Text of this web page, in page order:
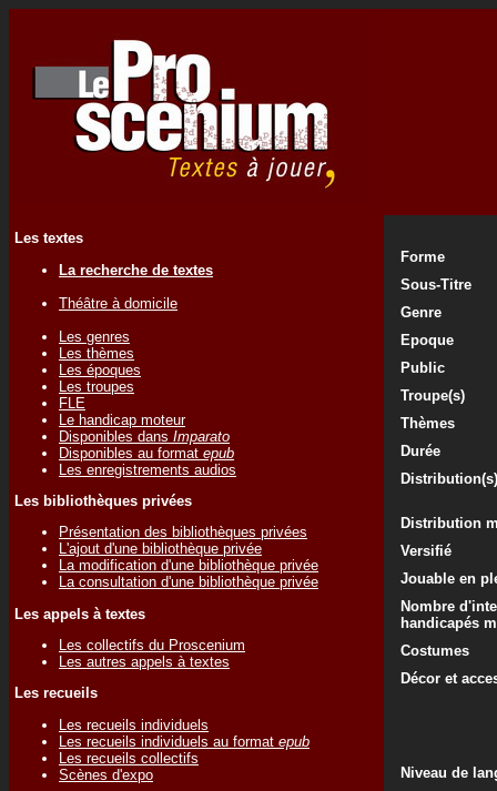
Les textes
La recherche de textes
Théâtre à domicile
Les genres
Les thèmes
Les époques
Les troupes
FLE
Le handicap moteur
Disponibles dans Imparato
Disponibles au format epub
Les enregistrements audios
Les bibliothèques privées
Présentation des bibliothèques privées
L'ajout d'une bibliothèque privée
La modification d'une bibliothèque privée
La consultation d'une bibliothèque privée
Les appels à textes
Les collectifs du Proscenium
Les autres appels à textes
Les recueils
Les recueils individuels
Les recueils individuels au format epub
Les recueils collectifs
Scènes d'expo
Forme
Sous-Titre
Genre
Epoque
Public
Troupe(s)
Thèmes
Durée
Distribution(s)
Distribution
Versifié
Jouable en
Nombre
handicapés
Costumes
Décor et
Niveau de